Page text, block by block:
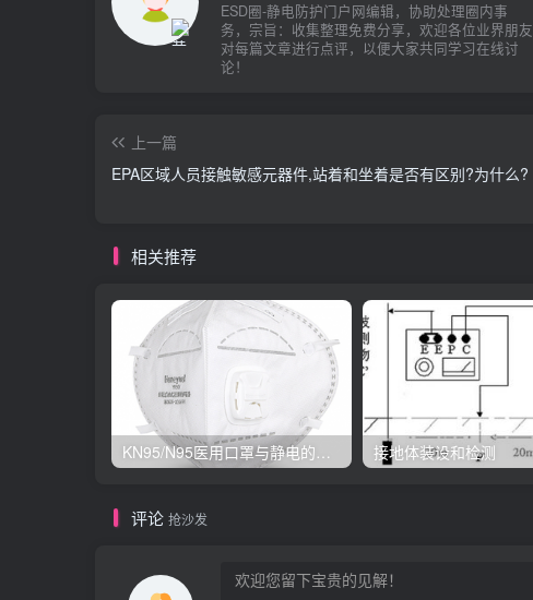
ESD圈-静电防护门户网编辑，协助处理圈内事
务，宗旨：收集整理免费分享，欢迎各位业界朋友
对每篇文章进行点评，以便大家共同学习在线讨
论！
上一篇
EPA区域人员接触敏感元器件,站着和坐着是否有区别?为什么?
相关推荐
KN95/N95医用口罩与静电的秘密关系 接地体装设和检测
评论 抢沙发